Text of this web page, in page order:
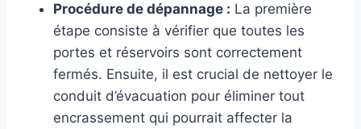
Procédure de dépannage : La première
étape consiste à vérifier que toutes les
portes et réservoirs sont correctement
fermés. Ensuite, il est crucial de nettoyer le
conduit d’évacuation pour éliminer tout
encrassement qui pourrait affecter la